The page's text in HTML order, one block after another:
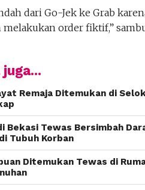
dari Go-Jek ke Grab
order fiktif,”
Remaja Ditemukan di
Bekasi Tewas Bersimbah
Tubuh Korban
Ditemukan Tewas di